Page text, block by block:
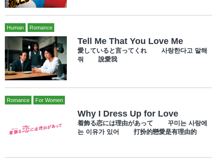
Human Romance
Tell Me That You Love Me
愛していると言ってくれ 사랑한다고 말해
줘 說愛我
Romance For Women
Why I Dress Up for Love
着飾る恋には理由があって 꾸미는 사랑에
는 이유가 있어 打扮的戀愛是有理由的